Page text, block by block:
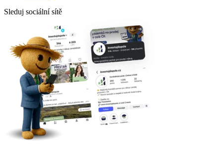
Sleduj sociální sítě